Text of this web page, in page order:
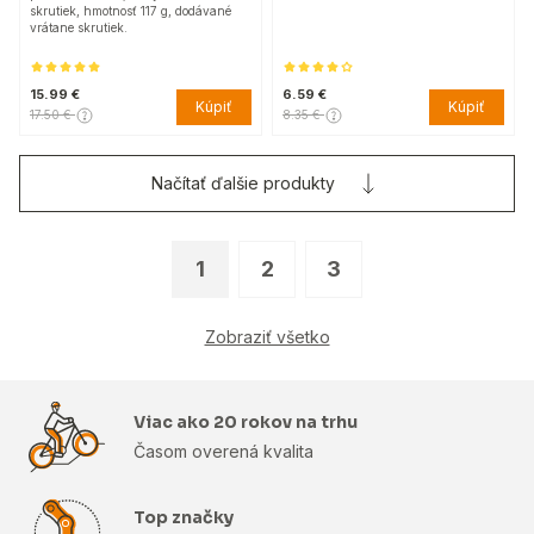
skrutiek, hmotnosť 117 g, dodávané
vrátane skrutiek.
15.99 €
17.50 € Kúpiť
6.59 €
8.35 € Kúpiť
1 2 3
Zobraziť všetko
Načítať ďalšie produkty
Viac ako 20 rokov na trhu
Časom overená kvalita
Top značky